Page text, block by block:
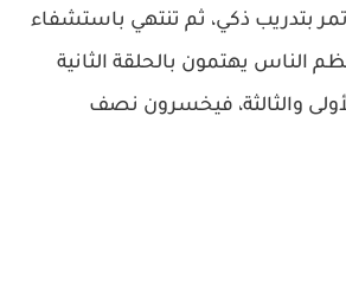
تمر بتدريب ذكي، ثم تنتهي باستشفاء
الناس يهتمون بالحلقة الثانية
والثالثة، فيخسرون نصف